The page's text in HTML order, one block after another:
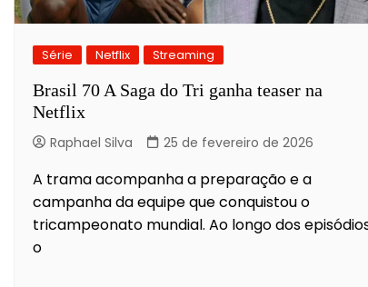
Série Netflix Streaming
Brasil 70 A Saga do Tri ganha teaser na
Netflix
Raphael Silva 25 de fevereiro de 2026
A trama acompanha a preparação e a
campanha da equipe que conquistou o
tricampeonato mundial. Ao longo dos
o